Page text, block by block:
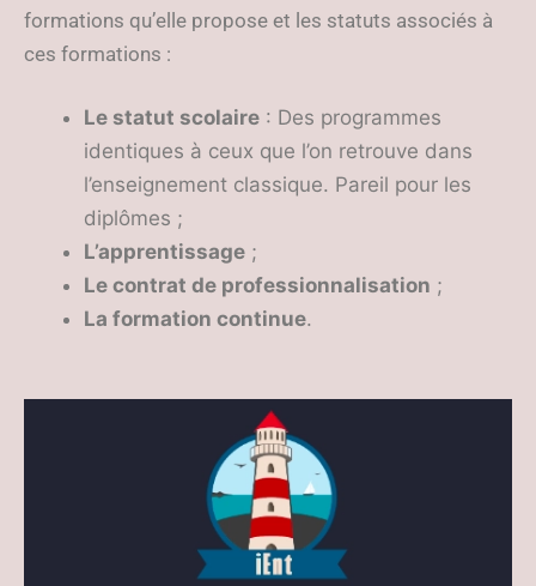
formations qu’elle propose et les statuts associés à
ces formations :
Le statut scolaire : Des programmes
identiques à ceux que l’on retrouve dans
l’enseignement classique. Pareil pour les
diplômes ;
L’apprentissage ;
Le contrat de professionnalisation ;
La formation continue.